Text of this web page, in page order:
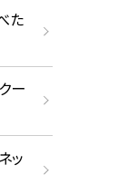
た
ー
ッ